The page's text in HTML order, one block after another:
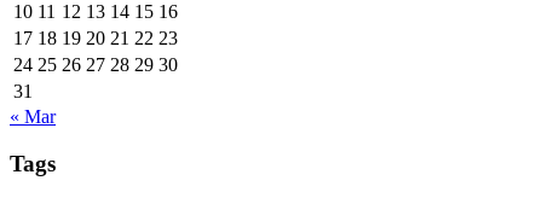
10 11 12 13 14 15 16
17 18 19 20 21 22 23
24 25 26 27 28 29 30
31
« Mar
Tags